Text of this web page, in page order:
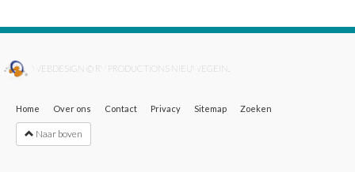
WEBDESIGN © RV PRODUCTIONS NIEUWEGEIN.
Home Over ons Contact Privacy Sitemap Zoeken
Naar boven